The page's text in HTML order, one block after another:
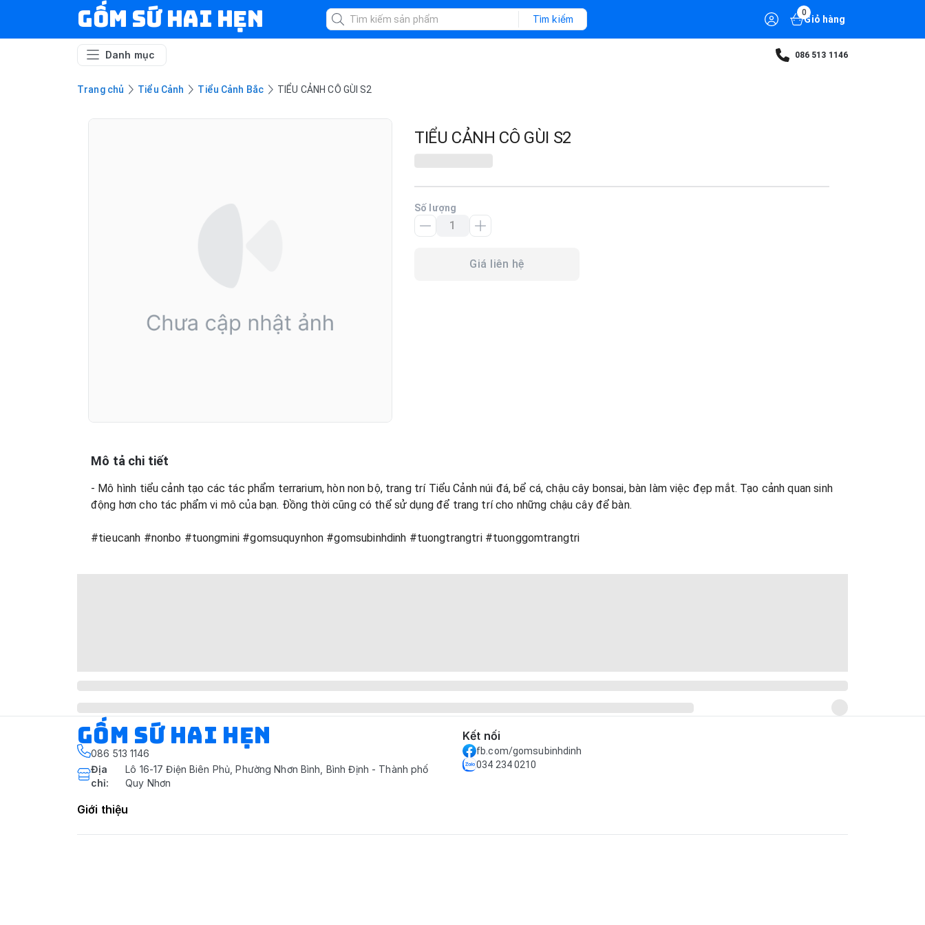
Gốm Sứ Hai Hẹn Tìm kiếm
0
Giỏ hàng
Danh mục 086 513 1146
Trang chủ Tiểu Cảnh Tiểu Cảnh Bắc TIỂU CẢNH CÔ GÙI S2
TIỂU CẢNH CÔ GÙI S2
Số lượng
Giá liên hệ
Mô tả chi tiết
- Mô hình tiểu cảnh tạo các tác phẩm terrarium, hòn non bộ, trang trí Tiểu Cảnh núi đá, bể cá, chậu cây bonsai, bàn làm việc đẹp mắt. Tạo cảnh quan sinh
động hơn cho tác phẩm vi mô của bạn. Đồng thời cũng có thể sử dụng để trang trí cho những chậu cây để bàn.
#tieucanh #nonbo #tuongmini #gomsuquynhon #gomsubinhdinh #tuongtrangtri #tuonggomtrangtri
Gốm Sứ Hai Hẹn
086 513 1146
Địa
chỉ:
Lô 16-17 Điện Biên Phủ, Phường Nhơn Bình, Bình Định - Thành phố
Quy Nhơn
Kết nối
fb.com/gomsubinhdinh
034 234 0210
Giới thiệu